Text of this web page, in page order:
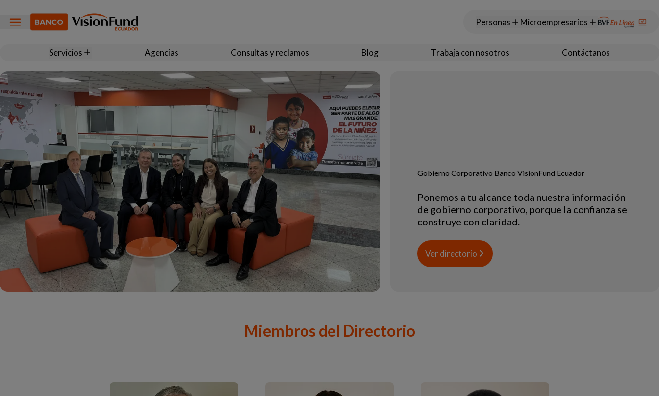
Personas Microempresarios
Servicios Agencias Consultas y reclamos Blog Trabaja con nosotros Contáctanos
Gobierno Corporativo Banco VisionFund Ecuador
Ponemos a tu alcance toda nuestra información
de gobierno corporativo, porque la confianza se
construye con claridad.
Ver directorio
Miembros del Directorio